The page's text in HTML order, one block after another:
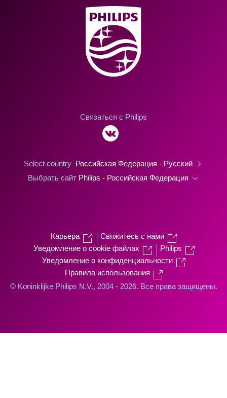
Связаться с Philips
Select country Российская Федерация - Русский
Выбрать сайт Philips - Российская Федерация
Карьера
Свяжитесь с нами
Уведомление о cookie файлах
Philips
Уведомление о конфиденциальности
Правила использования
© Koninklijke Philips N.V., 2004 - 2026. Все права защищены.